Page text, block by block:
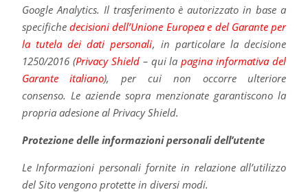
Google Analytics. Il trasferimento è autorizzato in base a
specifichedecisioni dell’Unione Europea e del Garante per
la tutela dei dati personali, in particolare la decisione
1250/2016 (Privacy Shield – qui lapagina informativa del
Garante italiano), per cui non occorre ulteriore
consenso. Le aziende sopra menzionate garantiscono la
propria adesione al Privacy Shield.
Protezione delle informazioni personali dell’utente
Le Informazioni personali fornite in relazione all’utilizzo
del Sito vengono protette in diversi modi.